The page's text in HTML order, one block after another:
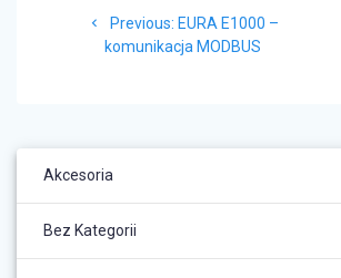
wpisuPrevious: Previous
post:
EURA E1000 –
komunikacja MODBUS
Akcesoria
Bez Kategorii